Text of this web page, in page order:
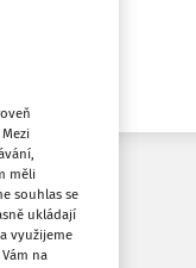
měli
souhlas se
ukládají
využijeme
na